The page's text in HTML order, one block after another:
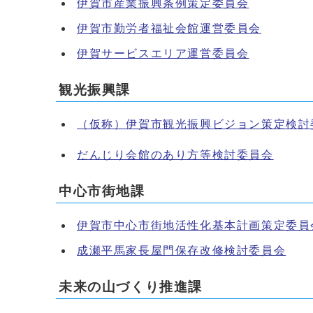
伊賀市産業振興条例策定委員会
伊賀市勤労者福祉会館運営委員会
伊賀サービスエリア運営委員会
観光振興課
（仮称）伊賀市観光振興ビジョン策定検討
だんじり会館のあり方等検討委員会
中心市街地課
伊賀市中心市街地活性化基本計画策定委員
成瀬平馬家長屋門保存改修検討委員会
未来の山づくり推進課